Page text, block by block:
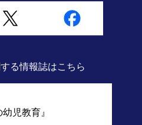
る情報誌はこちら
児教育』